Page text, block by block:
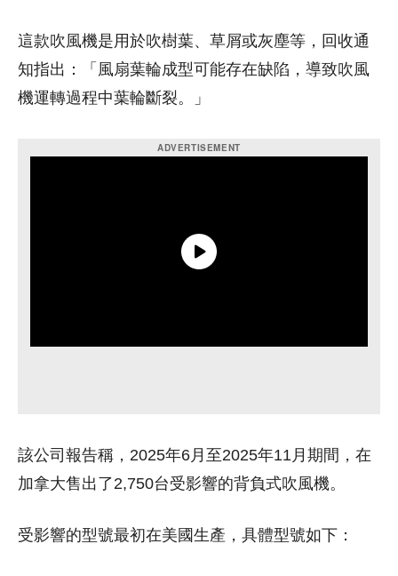
這款吹風機是用於吹樹葉、草屑或灰塵等，回收通
知指出：「風扇葉輪成型可能存在缺陷，導致吹風
機運轉過程中葉輪斷裂。」
該公司報告稱，2025年6月至2025年11月期間，在
加拿大售出了2,750台受影響的背負式吹風機。
受影響的型號最初在美國生產，具體型號如下：